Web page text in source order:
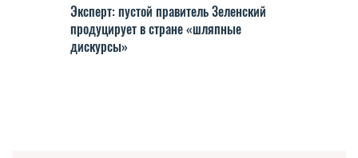
Эксперт: пустой правитель Зеленский
продуцирует в стране «шляпные
дискурсы»